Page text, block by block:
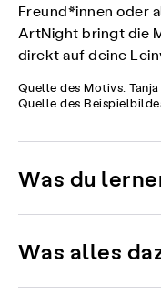
Freund*innen oder
ArtNight bringt die
direkt auf deine
Quelle des Motivs:
Quelle des
Was du
Was alles